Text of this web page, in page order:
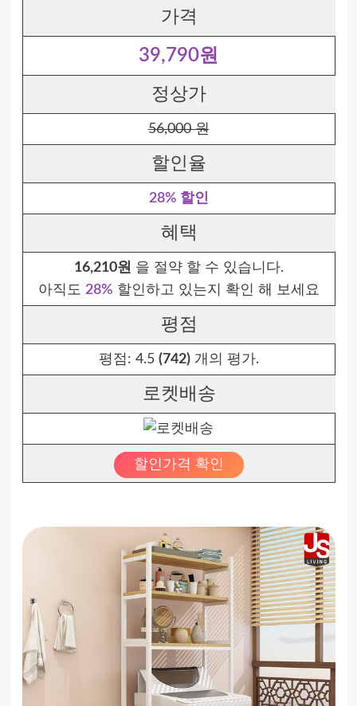
가격
39,790원
정상가
56,000 원
할인율
28% 할인
혜택
16,210원 을 절약 할 수 있습니다.
아직도 28% 할인하고 있는지 확인 해 보세요
평점
평점: 4.5 (742)개의 평가.
로켓배송
할인가격 확인